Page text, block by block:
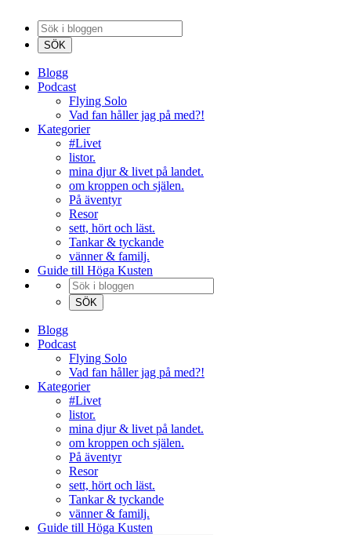
Blogg
Podcast
Flying Solo
Vad fan håller jag på med?!
Kategorier
#Livet
listor.
mina djur & livet på landet.
om kroppen och själen.
På äventyr
Resor
sett, hört och läst.
Tankar & tyckande
vänner & familj.
Guide till Höga Kusten
Blogg
Podcast
Flying Solo
Vad fan håller jag på med?!
Kategorier
#Livet
listor.
mina djur & livet på landet.
om kroppen och själen.
På äventyr
Resor
sett, hört och läst.
Tankar & tyckande
vänner & familj.
Guide till Höga Kusten